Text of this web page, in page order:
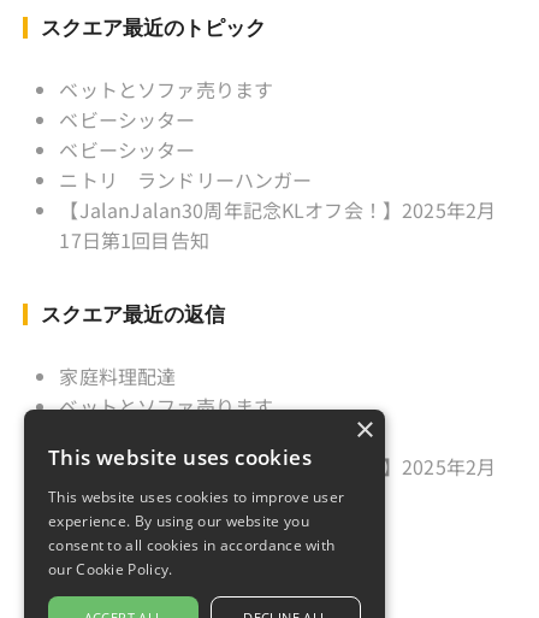
スクエア最近のトピック
ベットとソファ売ります
ベビーシッター
ベビーシッター
ニトリ ランドリーハンガー
【JalanJalan30周年記念KLオフ会！】2025年2月
17日第1回目告知
スクエア最近の返信
家庭料理配達
ベットとソファ売ります
【JalanJalan30周年記念KLオフ会！】2025年2月
17日第1回目告知
久しぶりのご挨拶
×
This website uses cookies
This website uses cookies to improve user
experience. By using our website you
consent to all cookies in accordance with
our Cookie Policy.